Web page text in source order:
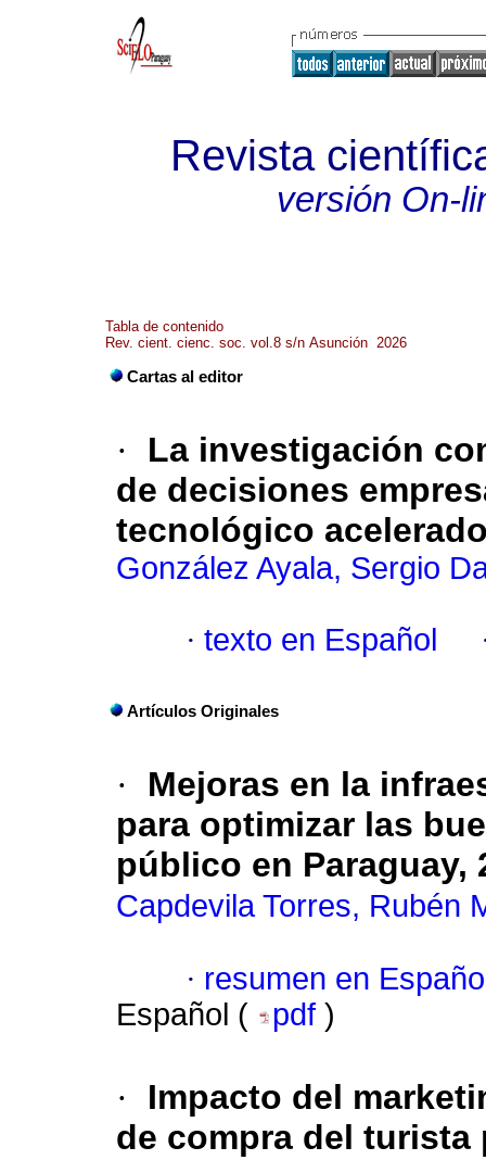
Revista
versión On-
Tabla de contenido
Rev. cient. cienc. soc. vol.8 s/n Asunción 2026
Cartas al editor
·
La investigación
de decisiones
tecnológico
González Ayala, Sergio
· texto en Español
Artículos Originales
·
Mejoras en la
para optimizar las
público en Paraguay,
Capdevila Torres, Rubén
· resumen en
Español (
pdf )
·
Impacto del
de compra del turista